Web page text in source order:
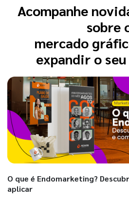
Acompanhe
sobre
mercado
expandir o
O que é Endomarketing?
aplicar